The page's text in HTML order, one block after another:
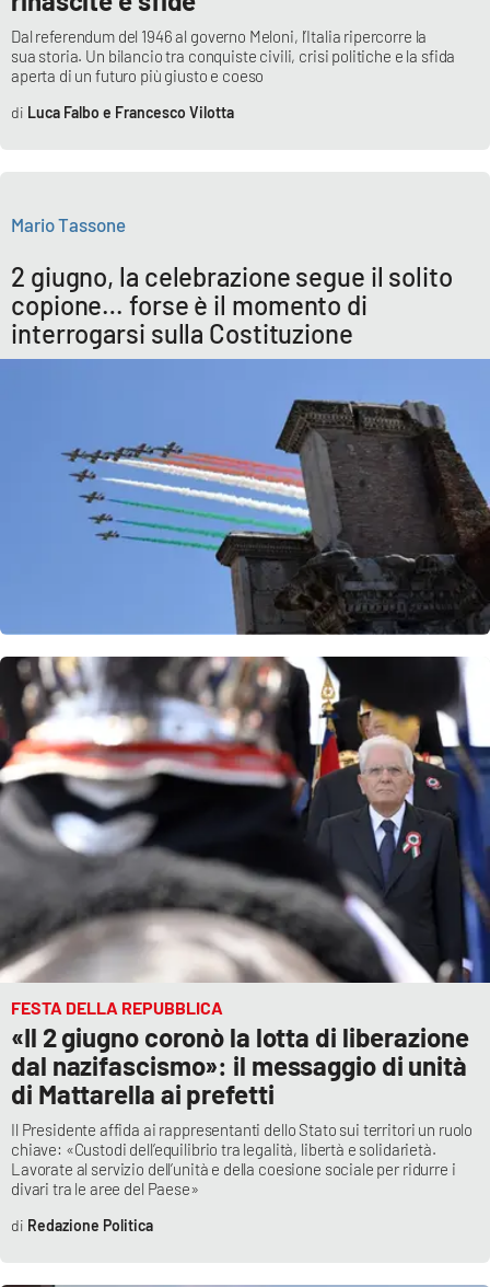
Dal referendum del 1946 al governo Meloni, l’Italia ripercorre la
sua storia. Un bilancio tra conquiste civili, crisi politiche e la sfida
aperta di un futuro più giusto e coeso
Luca Falbo e Francesco Vilotta
2 giugno, la celebrazione segue il solito
copione… forse è il momento di
interrogarsi sulla Costituzione
Mario Tassone
FESTA DELLA REPUBBLICA
«Il 2 giugno coronò la lotta di liberazione
dal nazifascismo»: il messaggio di unità
di Mattarella ai prefetti
Il Presidente affida ai rappresentanti dello Stato sui territori un ruolo
chiave: «Custodi dell’equilibrio tra legalità, libertà e solidarietà.
Lavorate al servizio dell’unità e della coesione sociale per ridurre i
divari tra le aree del Paese»
Redazione Politica